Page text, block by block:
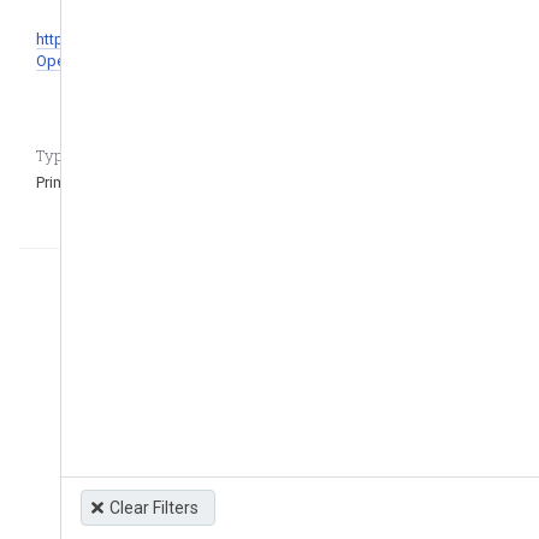
http://legislacion.asamblea.gob.ni/normaweb.nsf/
OpenDocument
Type of regulation CASEDATA_to_remove_question
Primary
Clear Filters